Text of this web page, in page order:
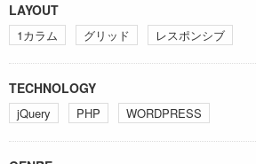
LAYOUT
1カラム グリッド レスポンシブ
TECHNOLOGY
jQuery PHP WORDPRESS